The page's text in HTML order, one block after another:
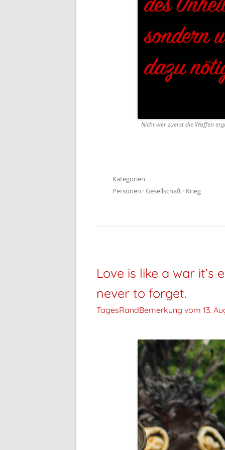
Nicht wer zuerst die Waffen
Kategorien
Personen ·Gesellschaft · Krieg
Love is like a war
never to forget.
TagesRandBemerkung vom 13.